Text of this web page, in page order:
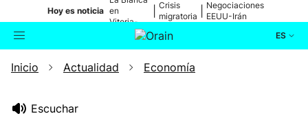
Hoy es noticia en
Vitoria-
Gasteiz
Crisis
migratoria
Negociaciones
EEUU-Irán
ES
Buscador Actualidad
Inicio Actualidad Economía
Escuchar